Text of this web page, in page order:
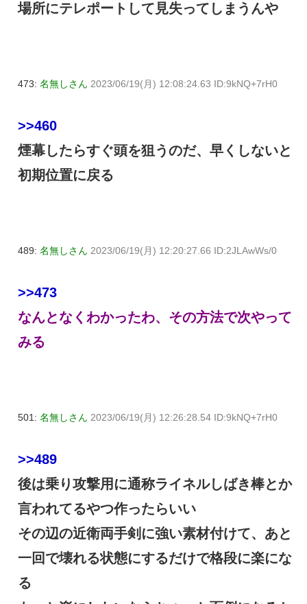
場所にテレポートして見失ってしまうんや
473: 名無しさん 2023/06/19(月) 12:08:24.63 ID:9kNQ+7rH0
>>460
煙幕したらすぐ頭を狙うのだ、早くしないと
初期位置に戻る
489: 名無しさん 2023/06/19(月) 12:20:27.66 ID:2JLAwWs/0
>>473
なんとなくわかったわ、その方法で次やって
みる
501: 名無しさん 2023/06/19(月) 12:26:28.54 ID:9kNQ+7rH0
>>489
後は乗り攻撃用に通称ライネルしばき棒とか
言われてるやつ作ったらいい
その辺の近衛両手剣に強い素材付けて、あと
一回で壊れる状態にするだけで格段に楽にな
る